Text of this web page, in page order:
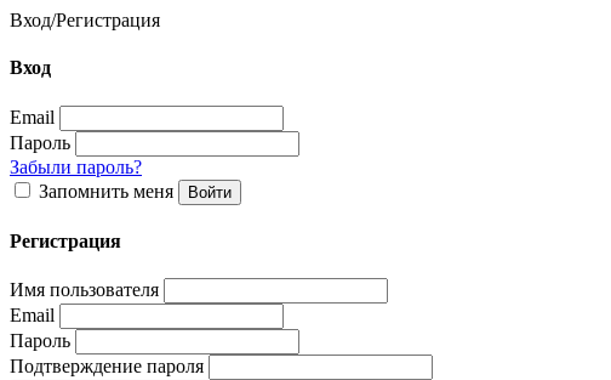
Вход/Регистрация
Вход
Email
Пароль
Забыли пароль?
Запомнить меня
Регистрация
Имя пользователя
Email
Пароль
Подтверждение пароля